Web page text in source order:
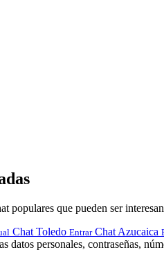
populares que pueden ser
Chat Toledo Entrar Chat Azucaica
datos personales, contraseñas,